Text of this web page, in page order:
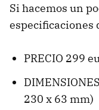
Si hacemos un
especificaciones
PRECIO 299
230 x 63 mm)